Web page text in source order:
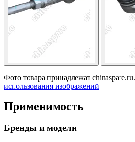
Фото товара принадлежат chinaspare.ru.
использования изображений
Применимость
Бренды и модели